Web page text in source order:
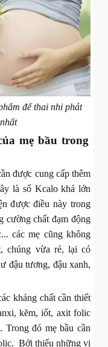
để thai nhi phát
mẹ bầu trong
được cung cấp thêm
là số Kcalo khá lớn
được điều này trong
cường chất đạm động
các mẹ cũng không
chúng vừa rẻ, lại có
đậu tương, đậu xanh,
kháng chất cần thiết
kẽm, iốt, axit folic
đó mẹ bầu cần
Bởi thiếu những vi